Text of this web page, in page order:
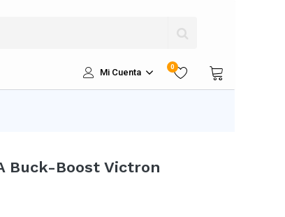
Mi Cuenta
0
Buck-Boost Victron